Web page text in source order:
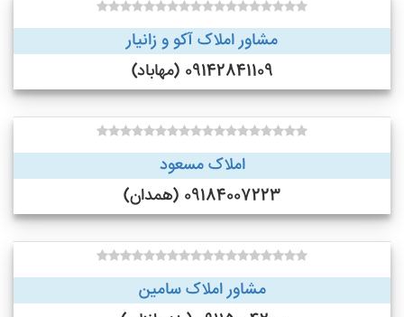
مشاور املاک آکو و زانیار
09142841109 (مهاباد)
املاک مسعود
09184007223 (همدان)
مشاور املاک سامین